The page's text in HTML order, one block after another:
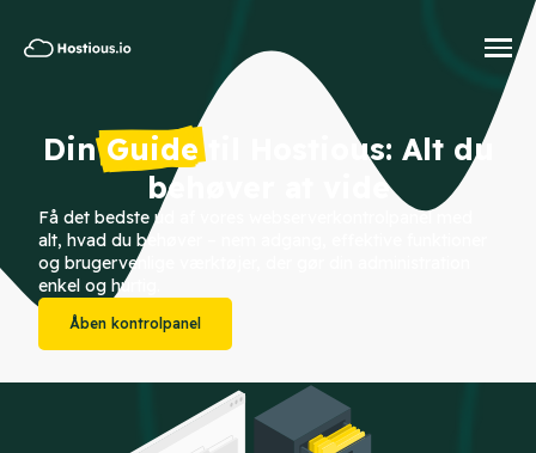
Din Guide
til Hostious: Alt du
behøver at vide
Få det bedste ud af vores webserverkontrolpanel med
alt, hvad du behøver – nem adgang, effektive funktioner
og brugervenlige værktøjer, der gør din administration
enkel og hurtig.
Åben kontrolpanel